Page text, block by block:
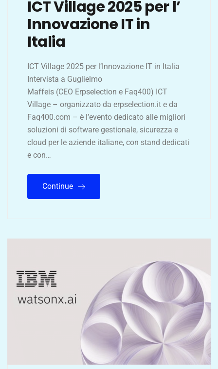
ICT Village 2025 per l’
Innovazione IT in
Italia
ICT Village 2025 per l’Innovazione IT in Italia
Intervista a Guglielmo
Maffeis (CEO Erpselection e Faq400) ICT
Village – organizzato da erpselection.it e da
Faq400.com – è l’evento dedicato alle migliori
soluzioni di software gestionale, sicurezza e
cloud per le aziende italiane, con stand dedicati
e con…
Continue